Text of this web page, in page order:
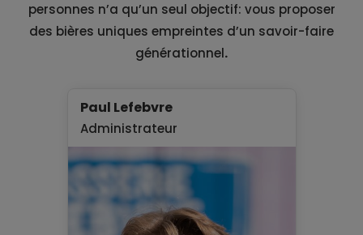
personnes n’a qu’un seul objectif: vous proposer
des bières uniques empreintes d’un savoir-faire
générationnel.
Paul Lefebvre
Administrateur